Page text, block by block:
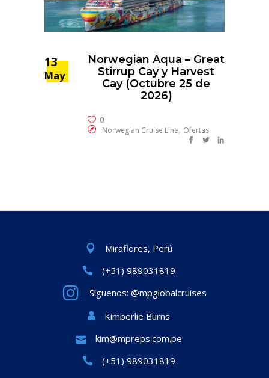
13
May
Norwegian Aqua – Great
Stirrup Cay y Harvest
Cay (Octubre 25 de
2026)
0
Norwegian Cruise Line, Ofertas
Miraflores, Perú
(+51) 989031819
Síguenos: @mpglobalcruises
Kimberlie Burns
kim@mpreps.com.pe
(+51) 989031819